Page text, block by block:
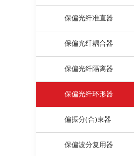
保偏光纤准直器
保偏光纤耦合器
保偏光纤隔离器
保偏光纤环形器
偏振分(合)束器
保偏波分复用器